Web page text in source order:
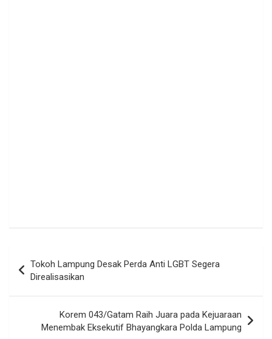
pos
Tokoh Lampung Desak Perda Anti LGBT Segera
Direalisasikan
Korem 043/Gatam Raih Juara pada Kejuaraan
Menembak Eksekutif Bhayangkara Polda Lampung